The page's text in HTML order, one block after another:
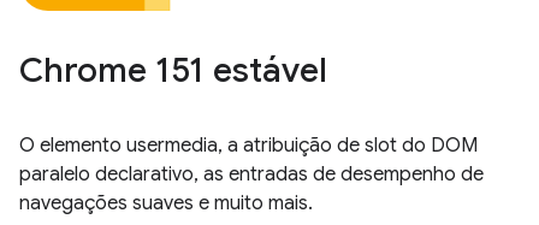
Chrome 151 estável
O elemento usermedia, a atribuição de slot do DOM
paralelo declarativo, as entradas de desempenho de
navegações suaves e muito mais.